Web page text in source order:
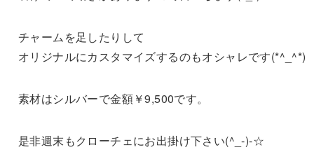
チャームを足したりして
オリジナルにカスタマイズするのもオシャレです(*^_^*)
素材はシルバーで金額￥9,500です。
是非週末もクローチェにお出掛け下さい(^_-)-☆